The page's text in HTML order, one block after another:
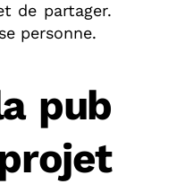
de partager.
personne.
pub